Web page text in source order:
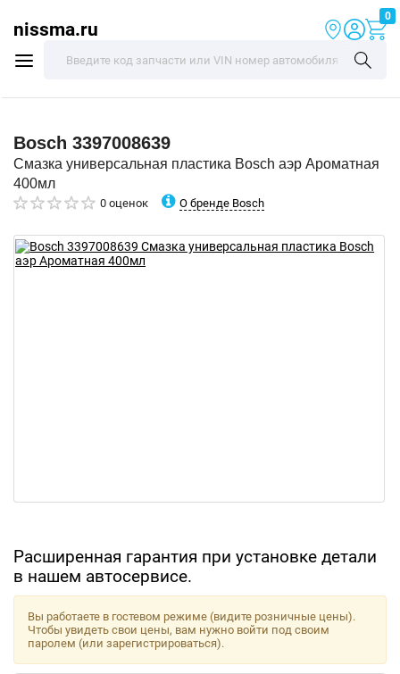
nissma.ru
0
Bosch 3397008639
Смазка универсальная пластика Bosch аэр Ароматная
400мл
0 оценок О бренде Bosch
Расширенная гарантия при установке детали
в нашем автосервисе.
Вы работаете в гостевом режиме (видите розничные цены).
Чтобы увидеть свои цены, вам нужно войти под своим
паролем (или зарегистрироваться).